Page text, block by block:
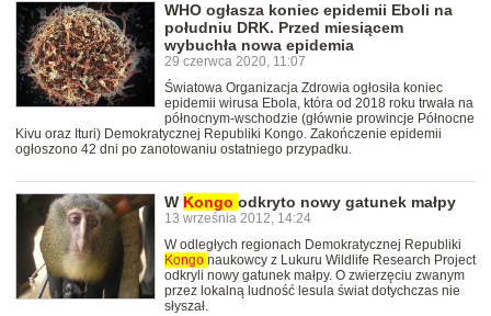
WHO ogłasza koniec epidemii Eboli na
południu DRK. Przed miesiącem
wybuchła nowa epidemia
29 czerwca 2020, 11:07
Światowa Organizacja Zdrowia ogłosiła koniec
epidemii wirusa Ebola, która od 2018 roku trwała na
północnym-wschodzie (głównie prowincje Północne
Kivu oraz Ituri) Demokratycznej Republiki Kongo. Zakończenie epidemii
ogłoszono 42 dni po zanotowaniu ostatniego przypadku.
W Kongo odkryto nowy gatunek małpy
13 września 2012, 14:24
W odległych regionach Demokratycznej Republiki
Kongo naukowcy z Lukuru Wildlife Research Project
odkryli nowy gatunek małpy. O zwierzęciu zwanym
przez lokalną ludność lesula świat dotychczas nie
słyszał.